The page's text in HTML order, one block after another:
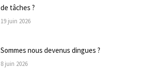
de tâches ?
19 juin 2026
Sommes nous devenus dingues ?
8 juin 2026